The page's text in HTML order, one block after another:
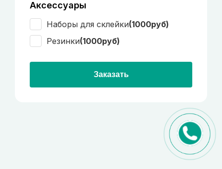
Аксессуары
Наборы для склейки(1000руб)
Резинки(1000руб)
Заказать